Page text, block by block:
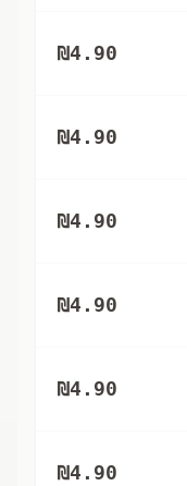
₪4.90
₪4.90
₪4.90
₪4.90
₪4.90
₪4.90